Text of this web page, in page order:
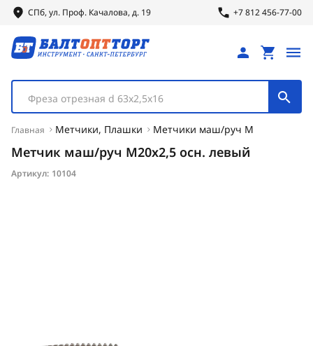
СПб, ул. Проф. Качалова, д. 19 +7 812 456-77-00
Фреза отрезная d 63х2,5х16
Главная Метчики, Плашки Метчики маш/руч М
Метчик маш/руч М20х2,5 осн. левый
Артикул: 10104